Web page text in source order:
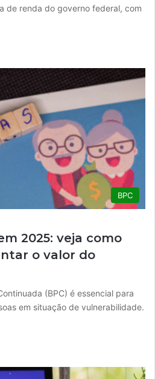
de renda do governo federal, com
BPC
2025: veja como
o valor do
(BPC) é essencial para
em situação de vulnerabilidade.